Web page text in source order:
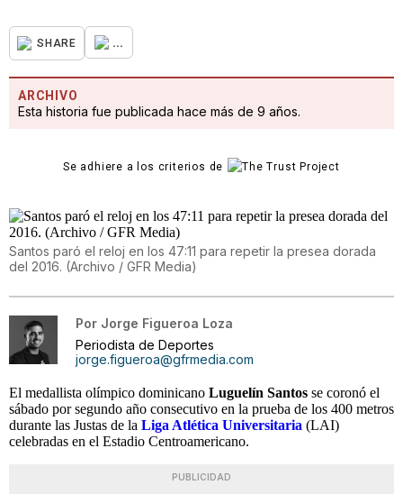
SHARE ...
ARCHIVO
Esta historia fue publicada hace más de 9 años.
Se adhiere a los criterios de
Santos paró el reloj en los 47:11 para repetir la presea dorada
del 2016. (Archivo / GFR Media)
Por Jorge Figueroa Loza
Periodista de Deportes
jorge.figueroa@gfrmedia.com
El medallista olímpico dominicano Luguelín Santos se coronó el
sábado por segundo año consecutivo en la prueba de los 400 metros
durante las Justas de la Liga Atlética Universitaria (LAI)
celebradas en el Estadio Centroamericano.
PUBLICIDAD